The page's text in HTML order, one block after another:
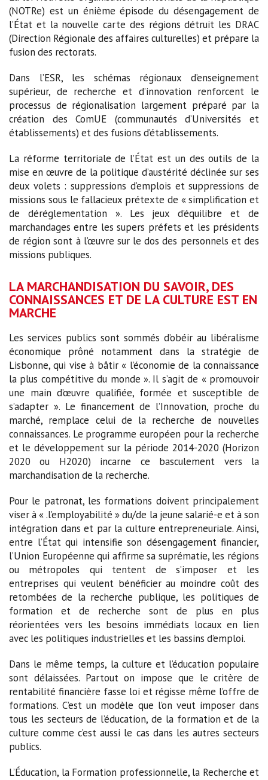
(NOTRe) est un énième épisode du désengagement de
l’État et la nouvelle carte des régions détruit les DRAC
(Direction Régionale des affaires culturelles) et prépare la
fusion des rectorats.
Dans l’ESR, les schémas régionaux d’enseignement
supérieur, de recherche et d’innovation renforcent le
processus de régionalisation largement préparé par la
création des ComUE (communautés d’Universités et
établissements) et des fusions d’établissements.
La réforme territoriale de l’État est un des outils de la
mise en œuvre de la politique d’austérité déclinée sur ses
deux volets : suppressions d’emplois et suppressions de
missions sous le fallacieux prétexte de « simplification et
de déréglementation ». Les jeux d’équilibre et de
marchandages entre les supers préfets et les présidents
de région sont à l’œuvre sur le dos des personnels et des
missions publiques.
LA MARCHANDISATION DU SAVOIR, DES
CONNAISSANCES ET DE LA CULTURE EST EN
MARCHE
Les services publics sont sommés d’obéir au libéralisme
économique prôné notamment dans la stratégie de
Lisbonne, qui vise à bâtir « l’économie de la connaissance
la plus compétitive du monde ». Il s’agit de « promouvoir
une main d’œuvre qualifiée, formée et susceptible de
s’adapter ». Le financement de l’Innovation, proche du
marché, remplace celui de la recherche de nouvelles
connaissances. Le programme européen pour la recherche
et le développement sur la période 2014-2020 (Horizon
2020 ou H2020) incarne ce basculement vers la
marchandisation de la recherche.
Pour le patronat, les formations doivent principalement
viser à « .l’employabilité » du/de la jeune salarié-e et à son
intégration dans et par la culture entrepreneuriale. Ainsi,
entre l’État qui intensifie son désengagement financier,
l’Union Européenne qui affirme sa suprématie, les régions
ou métropoles qui tentent de s’imposer et les
entreprises qui veulent bénéficier au moindre coût des
retombées de la recherche publique, les politiques de
formation et de recherche sont de plus en plus
réorientées vers les besoins immédiats locaux en lien
avec les politiques industrielles et les bassins d’emploi.
Dans le même temps, la culture et l’éducation populaire
sont délaissées. Partout on impose que le critère de
rentabilité financière fasse loi et régisse même l’offre de
formations. C’est un modèle que l’on veut imposer dans
tous les secteurs de l’éducation, de la formation et de la
culture comme c’est aussi le cas dans les autres secteurs
publics.
L’Éducation, la Formation professionnelle, la Recherche et